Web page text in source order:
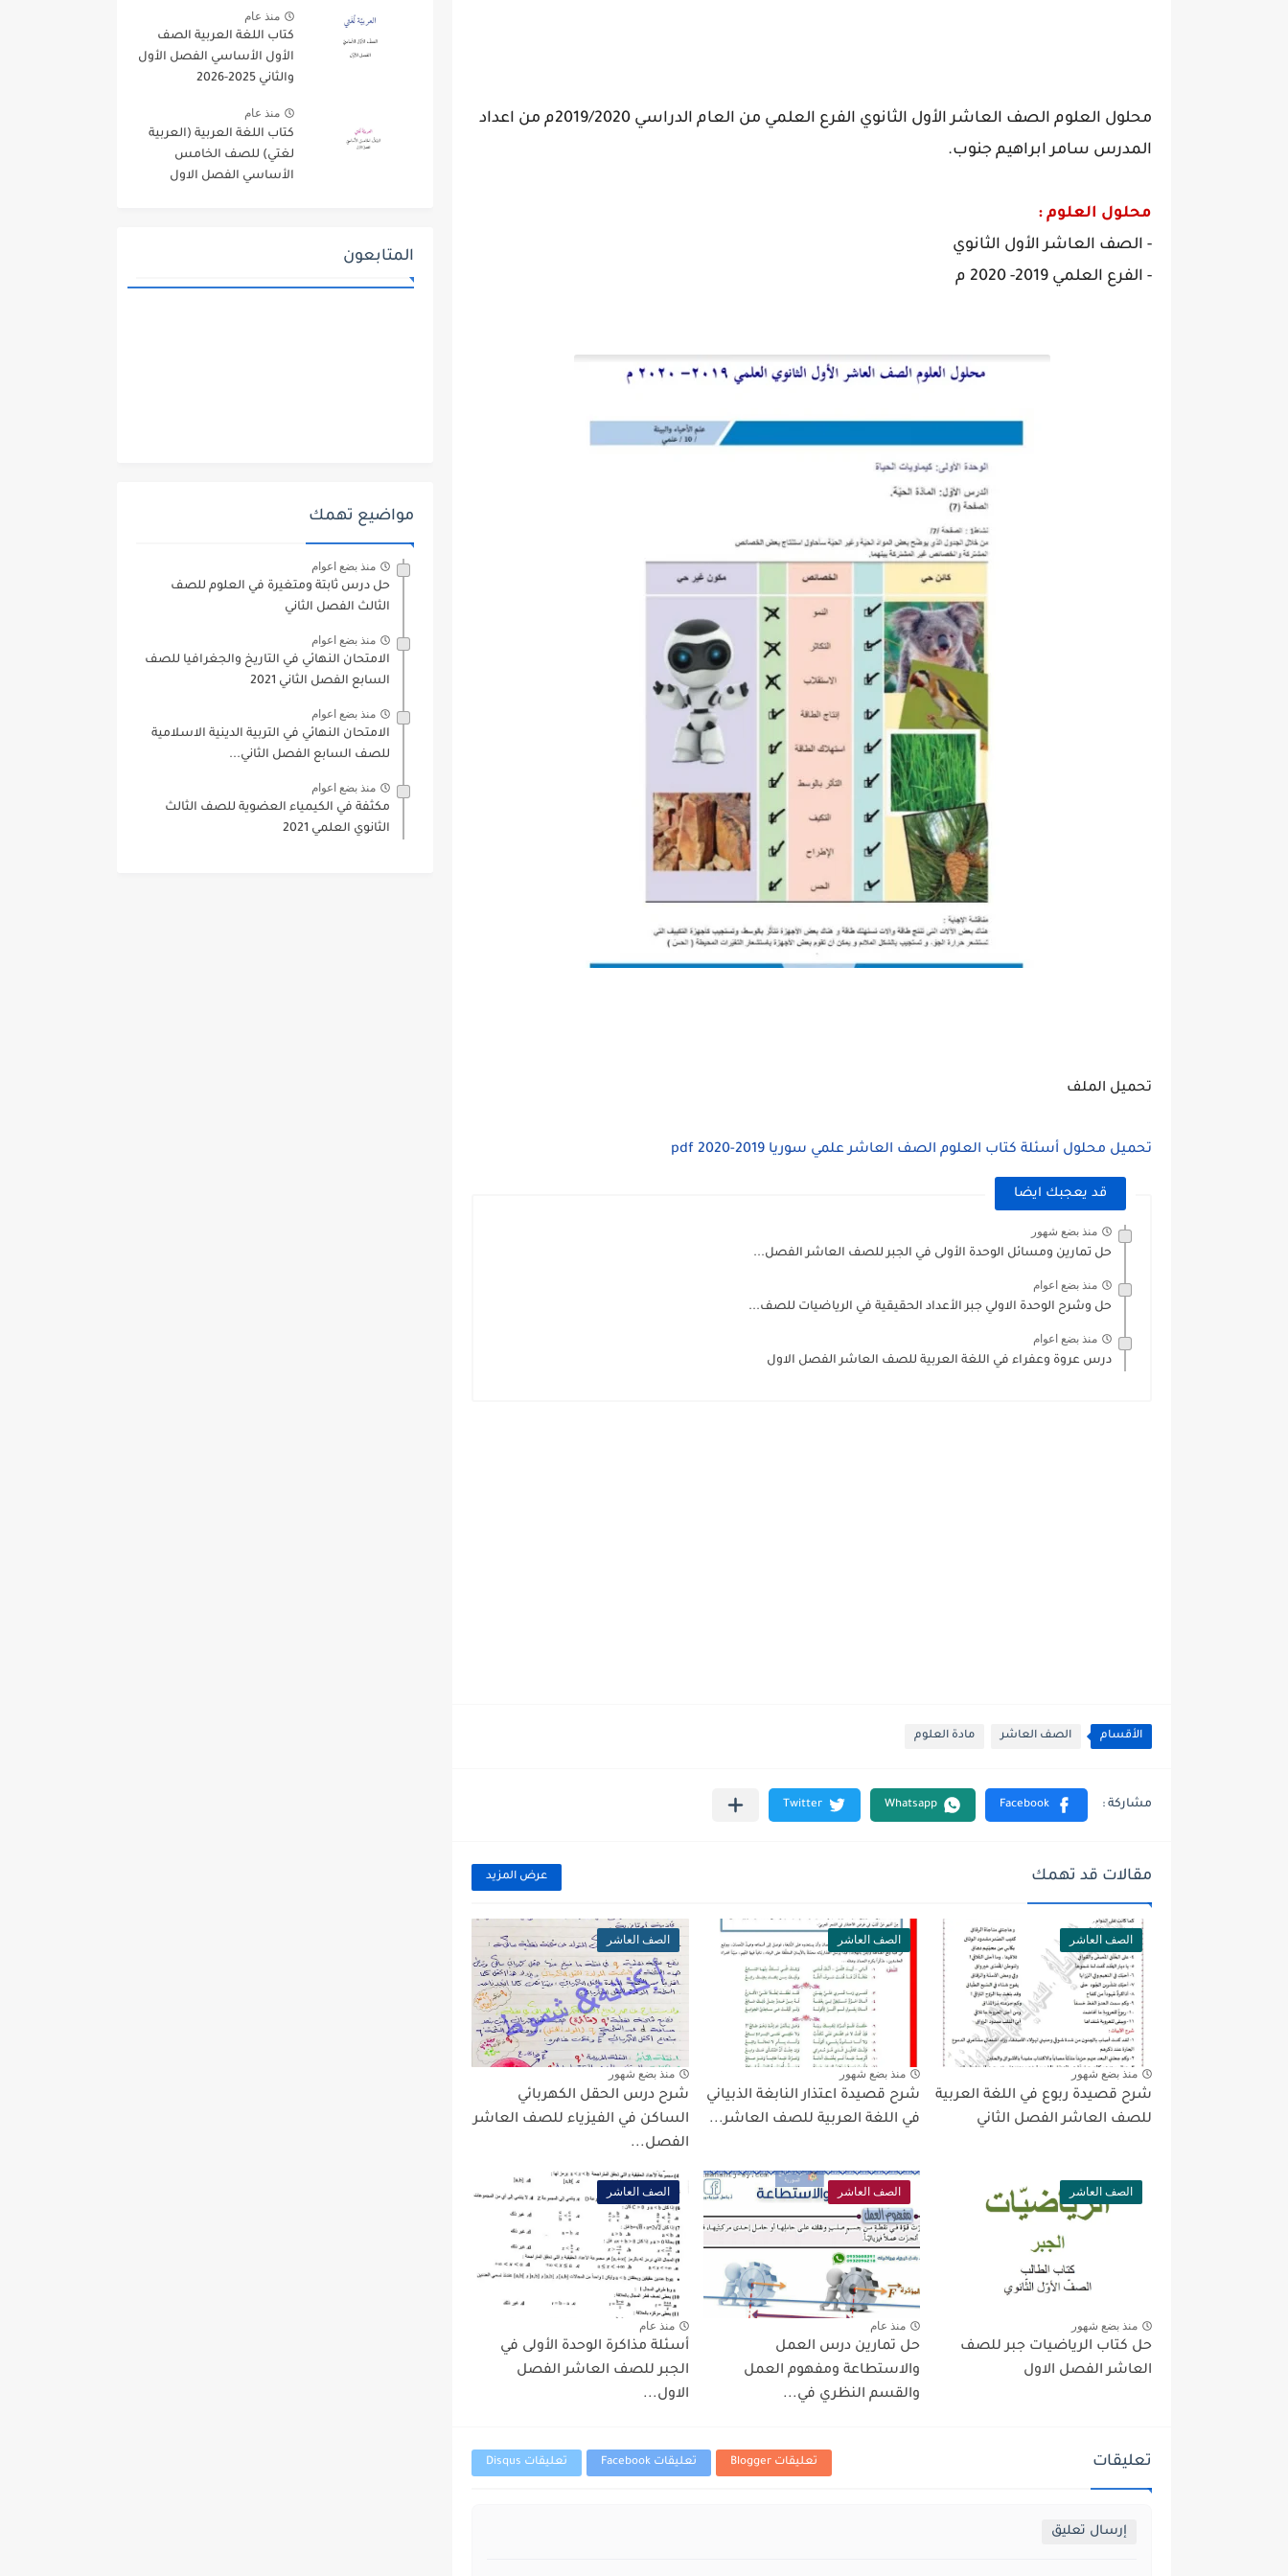
محلول العلوم الصف العاشر الأول الثانوي الفرع العلمي من العام الدراسي 2019/2020م من اعداد
المدرس سامر ابراهيم جنوب.
محلول العلوم :
- الصف العاشر الأول الثانوي
- الفرع العلمي 2019- 2020 م
تحميل الملف
تحميل محلول أسئلة كتاب العلوم الصف العاشر علمي سوريا 2019-2020 pdf
قد يعجبك ايضا
منذ بضع شهور
حل تمارين ومسائل الوحدة الأولى في الجبر للصف العاشر الفصل...
منذ بضع اعوام
حل وشرح الوحدة الاولي جبر الأعداد الحقيقية في الرياضيات للصف...
منذ بضع اعوام
درس عروة وعفراء في اللغة العربية للصف العاشر الفصل الاول
الأقسام الصف العاشر مادة العلوم
مقالات قد تهمك عرض المزيد
الصف العاشر
منذ بضع شهور
شرح قصيدة ربوع في اللغة العربية
للصف العاشر الفصل الثاني
الصف العاشر
منذ بضع شهور
شرح قصيدة اعتذار النابغة الذبياني
في اللغة العربية للصف العاشر...
الصف العاشر
منذ بضع شهور
شرح درس الحقل الكهربائي
الساكن في الفيزياء للصف العاشر
الفصل...
الصف العاشر
منذ بضع شهور
حل كتاب الرياضيات جبر للصف
العاشر الفصل الاول
الصف العاشر
منذ عام
حل تمارين درس العمل
والاستطاعة ومفهوم العمل
والقسم النظري في...
الصف العاشر
منذ عام
أسئلة مذاكرة الوحدة الأولى في
الجبر للصف العاشر الفصل
الاول...
تعليقات تعليقات Blogger تعليقات Facebook تعليقات Disqus
إرسال تعليق
منذ عام
كتاب اللغة العربية الصف
الأول الأساسي الفصل الأول
والثاني 2025-2026
منذ عام
كتاب اللغة العربية (العربية
لغتي) للصف الخامس
الأساسي الفصل الاول
المتابعون
مواضيع تهمك
منذ بضع اعوام
حل درس ثابتة ومتغيرة في العلوم للصف
الثالث الفصل الثاني
منذ بضع اعوام
الامتحان النهائي في التاريخ والجغرافيا للصف
السابع الفصل الثاني 2021
منذ بضع اعوام
الامتحان النهائي في التربية الدينية الاسلامية
للصف السابع الفصل الثاني...
منذ بضع اعوام
مكثفة في الكيمياء العضوية للصف الثالث
الثانوي العلمي 2021